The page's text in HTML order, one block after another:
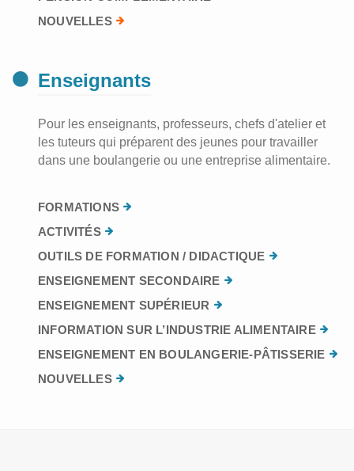
NOUVELLES
Enseignants
Pour les enseignants, professeurs, chefs d'atelier et
les tuteurs qui préparent des jeunes pour travailler
dans une boulangerie ou une entreprise alimentaire.
FORMATIONS
ACTIVITÉS
OUTILS DE FORMATION / DIDACTIQUE
ENSEIGNEMENT SECONDAIRE
ENSEIGNEMENT SUPÉRIEUR
INFORMATION SUR L’INDUSTRIE ALIMENTAIRE
ENSEIGNEMENT EN BOULANGERIE-PÂTISSERIE
NOUVELLES